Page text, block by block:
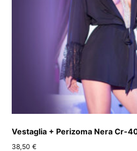
Vestaglia + Perizoma Nera Cr-
38,50 €